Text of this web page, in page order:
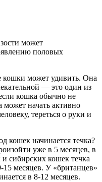
может
половых
кошки может удивить. Она
— это один из
кошка обычно не
может начать активно
тереться о руки и
кошек начинается течка?
уже в 5 месяцев, в
сибирских кошек течка
15 месяцев. У «британцев»
в 8-12 месяцев.